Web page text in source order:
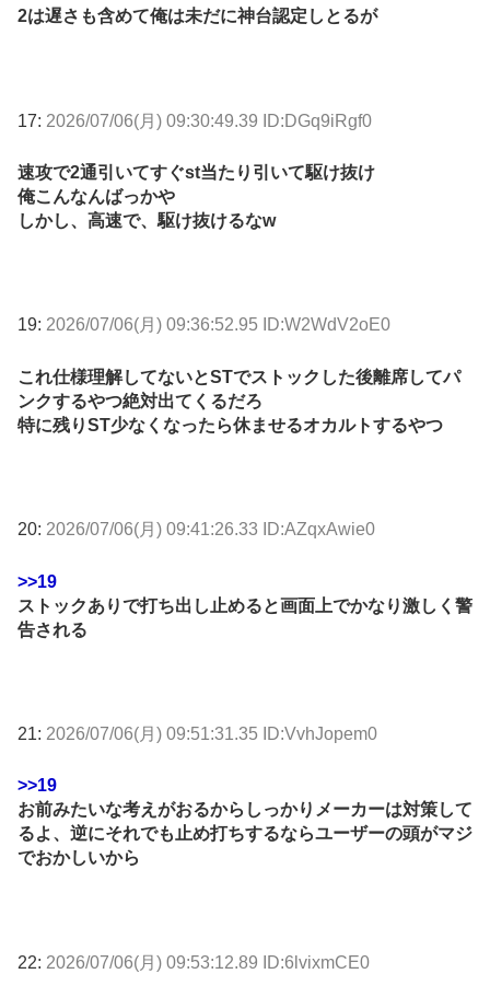
2は遅さも含めて俺は未だに神台認定しとるが
17: 2026/07/06(月) 09:30:49.39 ID:DGq9iRgf0
速攻で2通引いてすぐst当たり引いて駆け抜け
俺こんなんばっかや
しかし、高速で、駆け抜けるなw
19: 2026/07/06(月) 09:36:52.95 ID:W2WdV2oE0
これ仕様理解してないとSTでストックした後離席してパ
ンクするやつ絶対出てくるだろ
特に残りST少なくなったら休ませるオカルトするやつ
20: 2026/07/06(月) 09:41:26.33 ID:AZqxAwie0
>>19
ストックありで打ち出し止めると画面上でかなり激しく警
告される
21: 2026/07/06(月) 09:51:31.35 ID:VvhJopem0
>>19
お前みたいな考えがおるからしっかりメーカーは対策して
るよ、逆にそれでも止め打ちするならユーザーの頭がマジ
でおかしいから
22: 2026/07/06(月) 09:53:12.89 ID:6lvixmCE0